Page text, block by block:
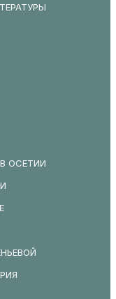
ОСЕТИИ